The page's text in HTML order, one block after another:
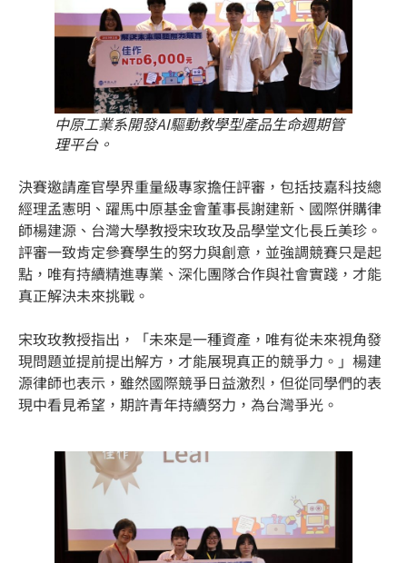
中原工業系開發AI驅動教學型產品生命週期管
理平台。
決賽邀請產官學界重量級專家擔任評審，包括技嘉科技總
經理孟憲明、躍馬中原基金會董事長謝建新、國際併購律
師楊建源、台灣大學教授宋玫玫及品學堂文化長丘美珍。
評審一致肯定參賽學生的努力與創意，並強調競賽只是起
點，唯有持續精進專業、深化團隊合作與社會實踐，才能
真正解決未來挑戰。
宋玫玫教授指出，「未來是一種資產，唯有從未來視角發
現問題並提前提出解方，才能展現真正的競爭力。」楊建
源律師也表示，雖然國際競爭日益激烈，但從同學們的表
現中看見希望，期許青年持續努力，為台灣爭光。